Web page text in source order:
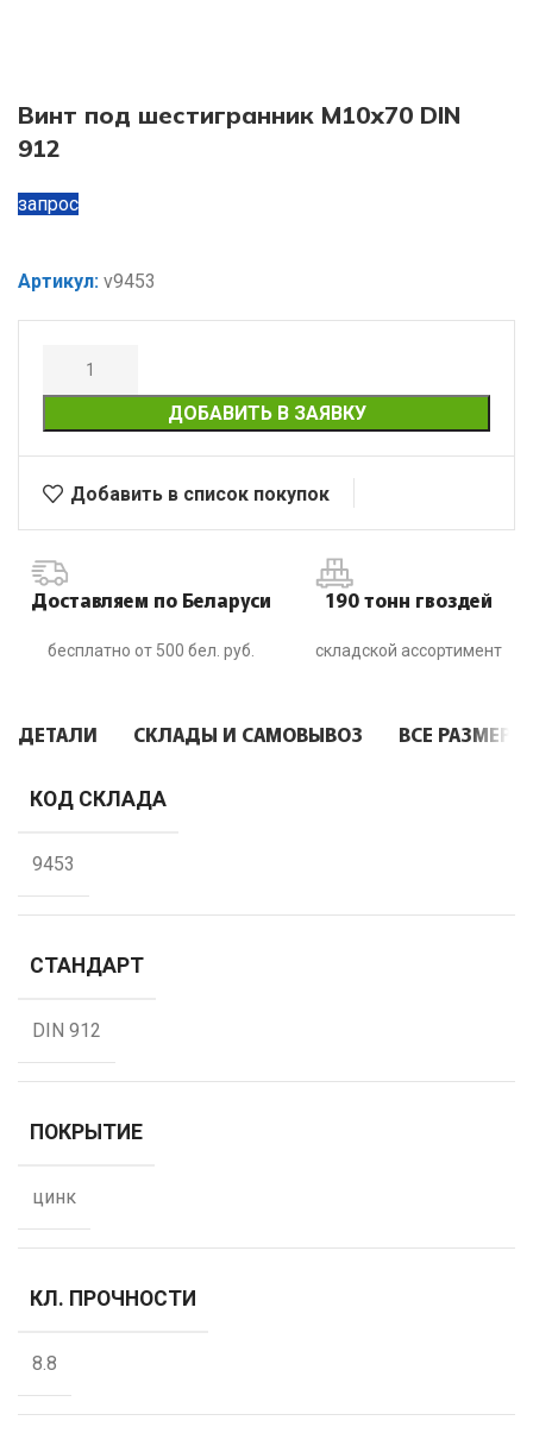
Винт под шестигранник М10х70 DIN
912
запрос
Артикул: v9453
ДОБАВИТЬ В ЗАЯВКУ
Добавить в список покупок
Доставляем по Беларуси
бесплатно от 500 бел. руб.
190 тонн гвоздей
складской ассортимент
ДЕТАЛИ СКЛАДЫ И САМОВЫВОЗ ВСЕ РАЗМЕРЫ
КОД СКЛАДА
9453
СТАНДАРТ
DIN 912
ПОКРЫТИЕ
цинк
КЛ. ПРОЧНОСТИ
8.8